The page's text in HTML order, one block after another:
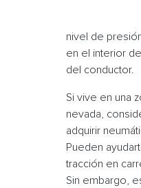
nivel de
en el interior
del conductor.
Si vive en una
nevada,
adquirir
Pueden
tracción en
Sin embargo,